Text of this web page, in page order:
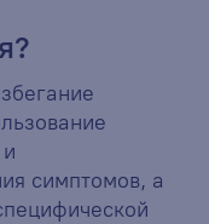
симптомов, а